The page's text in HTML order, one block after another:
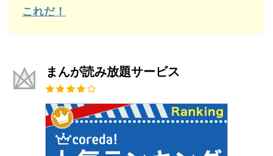
これだ！
まんが読み放題サービス